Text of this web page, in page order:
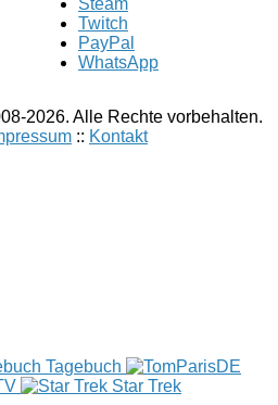
Steam
Twitch
PayPal
WhatsApp
2026. Alle Rechte vorbehalten.
:: Kontakt
Tagebuch
Star Trek